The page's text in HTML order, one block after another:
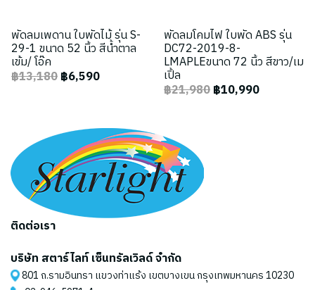
พัดลมเพดาน ใบพัดไม้ รุ่น S-
29-1 ขนาด 52 นิ้ว สีน้ำตาล
เข้ม/ โอ๊ค
฿13,180฿6,590
พัดลมโคมไฟ ใบพัด ABS รุ่น
DC72-2019-8-
LMAPLEขนาด 72 นิ้ว สีขาว/เม
เปิ้ล
฿21,980฿10,990
ติดต่อเรา
บริษัท สตาร์ไลท์ เซ็นทรัลเวิลด์ จำกัด
801 ถ.รามอินทรา แขวงท่าแร้ง เขตบางเขน กรุงเทพมหานคร 10230